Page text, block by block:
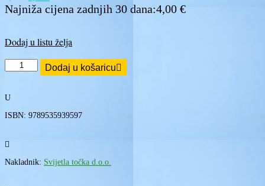
cijena
bila
cijena
je:
Najniža cijena zadnjih 30 dana:4,00 €
Dodaj u listu želja
Snaga
povjerenja
protiv
pesimizma
količina
Dodaj u košaricu
U
ISBN: 9789535939597

Nakladnik: Svijetla točka d.o.o.